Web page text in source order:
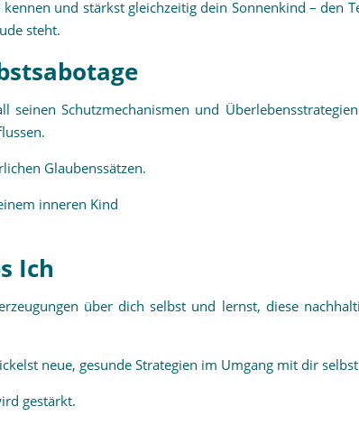
und stärkst gleichzeitig dein Sonnenkind – den
steht.
Schutzmechanismen und
Glaubenssätzen.
inneren Kind
Ich
über dich selbst und lernst, diese
neue, gesunde Strategien im Umgang mit dir
gestärkt.